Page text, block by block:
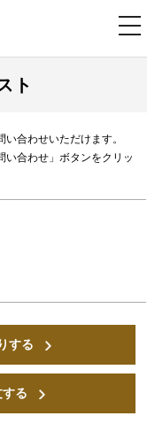
ト
合わせいただけます。
い合わせ」ボタンをクリッ
する
る